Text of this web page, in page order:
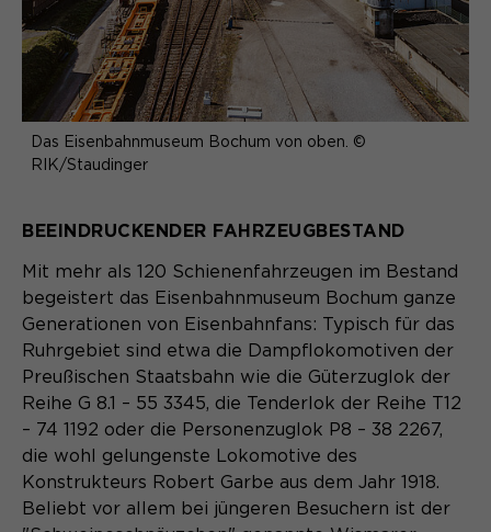
Das Eisenbahnmuseum Bochum von oben. ©
RIK/Staudinger
BEEINDRUCKENDER FAHRZEUGBESTAND
Mit mehr als 120 Schienenfahrzeugen im Bestand
begeistert das Eisenbahnmuseum Bochum ganze
Generationen von Eisenbahnfans: Typisch für das
Ruhrgebiet sind etwa die Dampflokomotiven der
Preußischen Staatsbahn wie die Güterzuglok der
Reihe G 8.1 – 55 3345, die Tenderlok der Reihe T12
– 74 1192 oder die Personenzuglok P8 – 38 2267,
die wohl gelungenste Lokomotive des
Konstrukteurs Robert Garbe aus dem Jahr 1918.
Beliebt vor allem bei jüngeren Besuchern ist der